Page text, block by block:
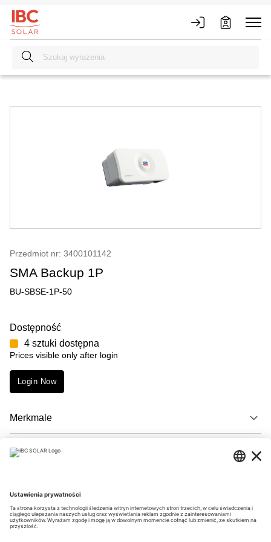
Przedmiot nr: 3400101142
SMA Backup 1P
BU-SBSE-1P-50
Dostępność
4 sztuki dostępna
Prices visible only after login
Login Now
Merkmale
Opis
Downloads